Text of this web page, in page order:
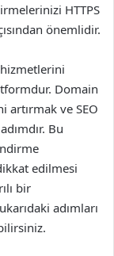
HTTPS
önemlidir.
hizmetlerini
Domain
artırmak ve SEO
Bu
edilmesi
bir
adımları